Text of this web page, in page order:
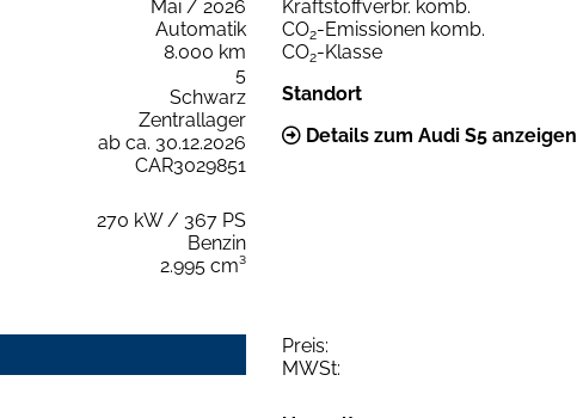
Mai / 2026
Automatik
8.000 km
5
Schwarz
Zentrallager
ab ca. 30.12.2026
CAR3029851
270 kW / 367 PS
Benzin
2.995 cm³
Kraftstoffverbr. komb.
CO2-Emissionen komb.
CO2-Klasse
Standort
Details zum Audi S5 anzeigen
Preis:
MWSt: